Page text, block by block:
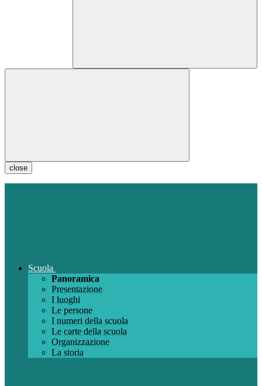
close
Scuola
Panoramica
Presentazione
I luoghi
Le persone
I numeri della scuola
Le carte della scuola
Organizzazione
La storia